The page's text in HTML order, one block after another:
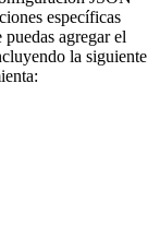
específicas
agregar el
la siguiente